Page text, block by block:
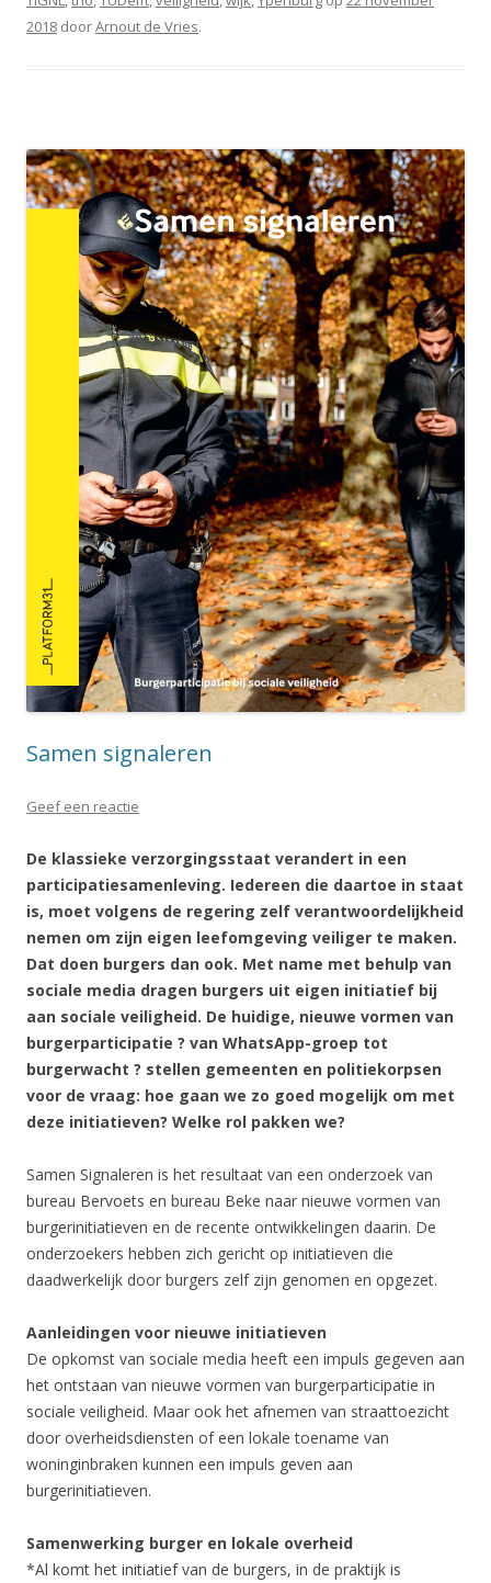
2018 doorArnout de Vries.
Samen signaleren
Geef een reactie
De klassieke verzorgingsstaat verandert in een
participatiesamenleving. Iedereen die daartoe in staat
is, moet volgens de regering zelf verantwoordelijkheid
nemen om zijn eigen leefomgeving veiliger te maken.
Dat doen burgers dan ook. Met name met behulp van
sociale media dragen burgers uit eigen initiatief bij
aan sociale veiligheid. De huidige, nieuwe vormen van
burgerparticipatie ? van WhatsApp-groep tot
burgerwacht ? stellen gemeenten en politiekorpsen
voor de vraag: hoe gaan we zo goed mogelijk om met
deze initiatieven? Welke rol pakken we?
Samen Signaleren is het resultaat van een onderzoek van
bureau Bervoets en bureau Beke naar nieuwe vormen van
burgerinitiatieven en de recente ontwikkelingen daarin. De
onderzoekers hebben zich gericht op initiatieven die
daadwerkelijk door burgers zelf zijn genomen en opgezet.
Aanleidingen voor nieuwe initiatieven
De opkomst van sociale media heeft een impuls gegeven aan
het ontstaan van nieuwe vormen van burgerparticipatie in
sociale veiligheid. Maar ook het afnemen van straattoezicht
door overheidsdiensten of een lokale toename van
woninginbraken kunnen een impuls geven aan
burgerinitiatieven.
Samenwerking burger en lokale overheid
*Al komt het initiatief van de burgers, in de praktijk is